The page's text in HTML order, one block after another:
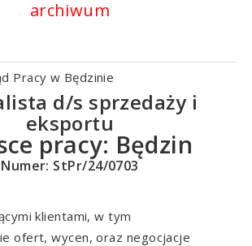
archiwum
Pracy w Będzinie
d/s sprzedaży i
eksportu
pracy: Będzin
Numer: StPr/24/0703
klientami, w tym
ofert, wycen, oraz negocjacje